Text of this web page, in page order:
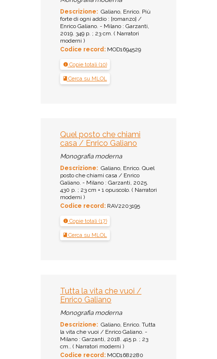
Descrizione: Galiano, Enrico. Più
forte di ogni addio : [romanzo] /
Enrico Galiano. - Milano : Garzanti,
2019. 349 p. ; 23 cm. ( Narratori
moderni )
Codice record: MOD1694529
Copie totali (10)
Cerca su MLOL
Quel posto che chiami
casa / Enrico Galiano
Monografia moderna
Descrizione: Galiano, Enrico. Quel
posto che chiami casa / Enrico
Galiano. - Milano : Garzanti, 2025.
430 p. ; 23 cm + 1 opuscolo. ( Narratori
moderni )
Codice record: RAV2203195
Copie totali (17)
Cerca su MLOL
Tutta la vita che vuoi /
Enrico Galiano
Monografia moderna
Descrizione: Galiano, Enrico. Tutta
la vita che vuoi / Enrico Galiano. -
Milano : Garzanti, 2018. 415 p. ; 23
cm.. ( Narratori moderni )
Codice record: MOD1682280